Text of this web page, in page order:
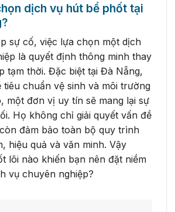
dịch vụ hút bể phốt tại
sự cố, việc lựa chọn một dịch
là quyết định thông minh thay
tạm thời. Đặc biệt tại Đà Nẵng,
tiêu chuẩn vệ sinh và môi trường
một đơn vị uy tín sẽ mang lại sự
Họ không chỉ giải quyết vấn đề
đảm bảo toàn bộ quy trình
hiệu quả và văn minh. Vậy
lõi nào khiến bạn nên đặt niềm
vụ chuyên nghiệp?